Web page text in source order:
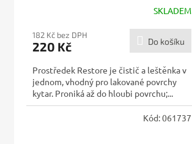
SKLADEM
182 Kč bez DPH
220 Kč Do košíku
Prostředek Restore je čistič a leštěnka v
jednom, vhodný pro lakované povrchy
kytar. Proniká až do hloubi povrchu;...
Kód:061737